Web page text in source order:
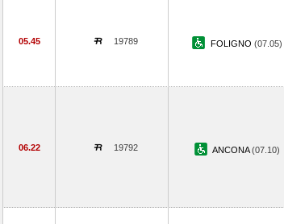
05.45 19789 FOLIGNO (07.05)
06.22 19792 ANCONA(07.10)